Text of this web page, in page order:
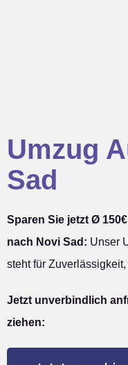
Umzug
Sad
Sparen Sie jetzt Ø
nach Novi Sad: Unser
steht für
Jetzt unverbindlich
ziehen: